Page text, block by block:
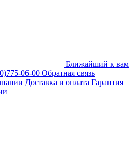
Ближайший к вам
06-00 Обратная связь
Доставка и оплата Гарантия